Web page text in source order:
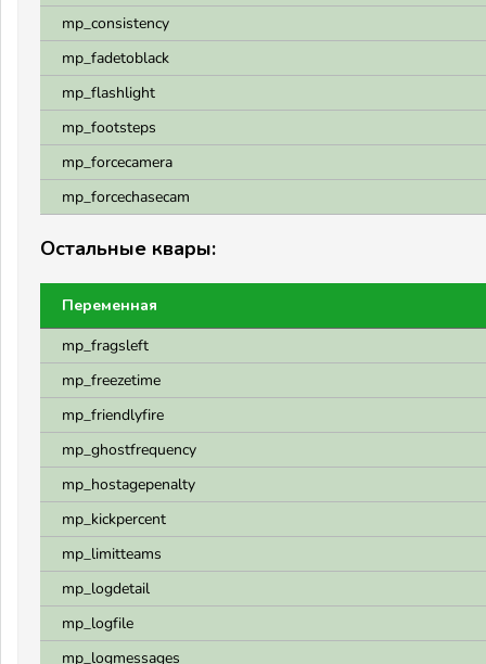
mp_consistency
mp_fadetoblack
mp_flashlight
mp_footsteps
mp_forcecamera
mp_forcechasecam
Остальные квары:
Переменная
mp_fragsleft
mp_freezetime
mp_friendlyfire
mp_ghostfrequency
mp_hostagepenalty
mp_kickpercent
mp_limitteams
mp_logdetail
mp_logfile
mp_logmessages